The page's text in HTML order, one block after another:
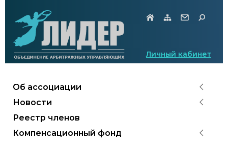
Личный кабинет
Об ассоциации
Новости
Реестр членов
Компенсационный фонд